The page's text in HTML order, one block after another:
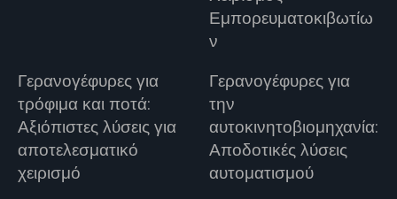
Εμπορευματοκιβωτίω
ν
Γερανογέφυρες για
τρόφιμα και ποτά:
Αξιόπιστες λύσεις για
αποτελεσματικό
χειρισμό
Γερανογέφυρες για
την
αυτοκινητοβιομηχανία:
Αποδοτικές λύσεις
αυτοματισμού